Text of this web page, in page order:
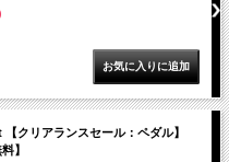
クリアランスセール：ペダル】
】